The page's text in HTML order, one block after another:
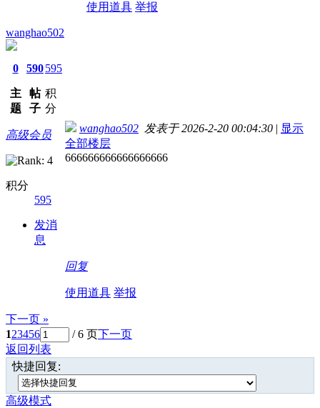
使用道具 举报
wanghao502
0
主
题
590
帖
子
595
积
分
高级会员
积分
595
发消
息
wanghao502 发表于 2026-2-20 00:04:30 | 显示
全部楼层
666666666666666666
回复
使用道具 举报
下一页 »
123456 / 6 页下一页
返回列表
快捷回复:
高级模式